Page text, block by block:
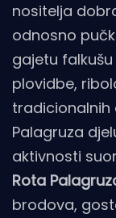
nositelja
odnosno
gajetu
plovidbe,
tradicionalnih
Palagruza
aktivnosti
Rota
brodova,